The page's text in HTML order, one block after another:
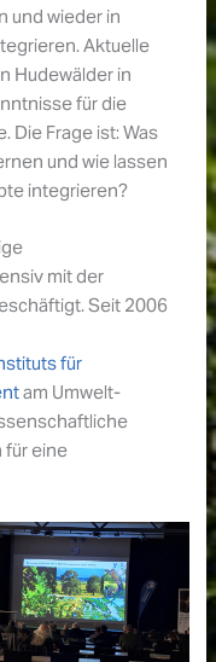
und wieder in
Aktuelle
Hudewälder in
für die
Die Frage ist: Was
und wie lassen
integrieren?
mit der
Seit 2006
für
am Umwelt-
für eine